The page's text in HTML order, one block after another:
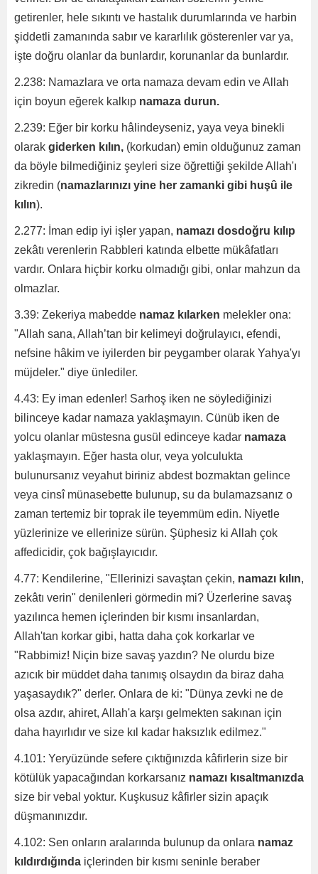
getirenler, hele sıkıntı ve hastalık durumlarında ve harbin
şiddetli zamanında sabır ve kararlılık gösterenler var ya,
işte doğru olanlar da bunlardır, korunanlar da bunlardır.
2.238: Namazlara ve orta namaza devam edin ve Allah
için boyun eğerek kalkıp namaza durun.
2.239: Eğer bir korku hâlindeyseniz, yaya veya binekli
olarak giderken kılın, (korkudan) emin olduğunuz zaman
da böyle bilmediğiniz şeyleri size öğrettiği şekilde Allah'ı
zikredin (namazlarınızı yine her zamanki gibi huşû ile
kılın).
2.277: İman edip iyi işler yapan, namazı dosdoğru kılıp
zekâtı verenlerin Rabbleri katında elbette mükâfatları
vardır. Onlara hiçbir korku olmadığı gibi, onlar mahzun da
olmazlar.
3.39: Zekeriya mabedde namaz kılarken melekler ona:
"Allah sana, Allah’tan bir kelimeyi doğrulayıcı, efendi,
nefsine hâkim ve iyilerden bir peygamber olarak Yahya'yı
müjdeler." diye ünlediler.
4.43: Ey iman edenler! Sarhoş iken ne söylediğinizi
bilinceye kadar namaza yaklaşmayın. Cünüb iken de
yolcu olanlar müstesna gusül edinceye kadar namaza
yaklaşmayın. Eğer hasta olur, veya yolculukta
bulunursanız veyahut biriniz abdest bozmaktan gelince
veya cinsî münasebette bulunup, su da bulamazsanız o
zaman tertemiz bir toprak ile teyemmüm edin. Niyetle
yüzlerinize ve ellerinize sürün. Şüphesiz ki Allah çok
affedicidir, çok bağışlayıcıdır.
4.77: Kendilerine, "Ellerinizi savaştan çekin, namazı kılın,
zekâtı verin" denilenleri görmedin mi? Üzerlerine savaş
yazılınca hemen içlerinden bir kısmı insanlardan,
Allah'tan korkar gibi, hatta daha çok korkarlar ve
"Rabbimiz! Niçin bize savaş yazdın? Ne olurdu bize
azıcık bir müddet daha tanımış olsaydın da biraz daha
yaşasaydık?" derler. Onlara de ki: "Dünya zevki ne de
olsa azdır, ahiret, Allah'a karşı gelmekten sakınan için
daha hayırlıdır ve size kıl kadar haksızlık edilmez."
4.101: Yeryüzünde sefere çıktığınızda kâfirlerin size bir
kötülük yapacağından korkarsanız namazı kısaltmanızda
size bir vebal yoktur. Kuşkusuz kâfirler sizin apaçık
düşmanınızdır.
4.102: Sen onların aralarında bulunup da onlara namaz
kıldırdığında içlerinden bir kısmı seninle beraber